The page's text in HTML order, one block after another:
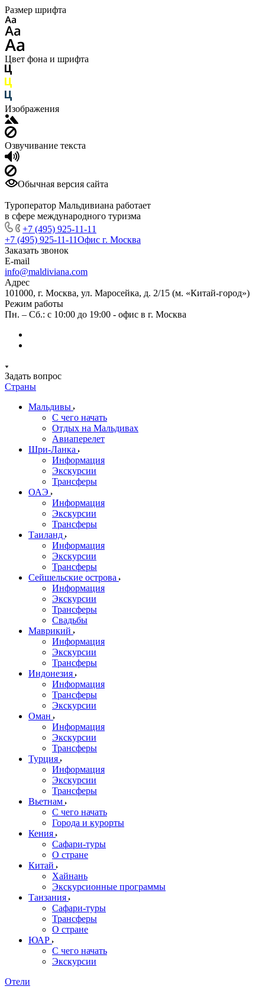
Размер шрифта
Цвет фона и шрифта
Изображения
Озвучивание текста
Обычная версия сайта
Туроператор Мальдивиана работает
в сфере международного туризма
+7 (495) 925-11-11
+7 (495) 925-11-11Офис г. Москва
Заказать звонок
E-mail
info@maldiviana.com
Адрес
101000, г. Москва, ул. Маросейка, д. 2/15 (м. «Китай-город»)
Режим работы
Пн. – Сб.: с 10:00 до 19:00 - офис в г. Москва
Задать вопрос
Страны
Мальдивы
С чего начать
Отдых на Мальдивах
Авиаперелет
Шри-Ланка
Информация
Экскурсии
Трансферы
ОАЭ
Информация
Экскурсии
Трансферы
Таиланд
Информация
Экскурсии
Трансферы
Сейшельские острова
Информация
Экскурсии
Трансферы
Свадьбы
Маврикий
Информация
Экскурсии
Трансферы
Индонезия
Информация
Трансферы
Экскурсии
Оман
Информация
Экскурсии
Трансферы
Турция
Информация
Экскурсии
Трансферы
Вьетнам
С чего начать
Города и курорты
Кения
Сафари-туры
О стране
Китай
Хайнань
Экскурсионные программы
Танзания
Сафари-туры
Трансферы
О стране
ЮАР
С чего начать
Экскурсии
Отели